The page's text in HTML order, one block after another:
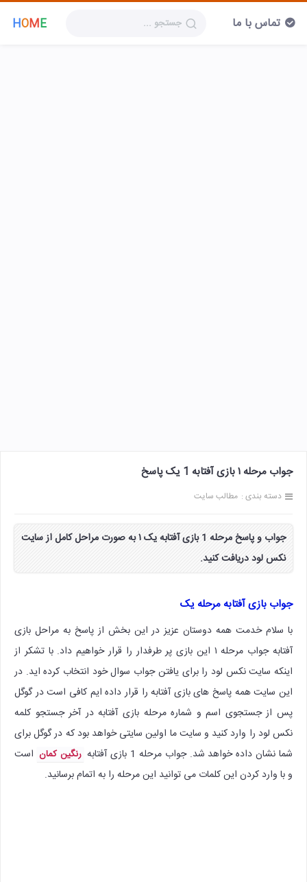
HOME تماس با ما
جواب مرحله ۱ بازی آفتابه 1 یک پاسخ
دسته بندی : مطالب سایت
جواب و پاسخ مرحله 1 بازی آفتابه یک ۱ به صورت مراحل کامل از سایت
نکس لود دریافت کنید.
جواب بازی آفتابه مرحله یک
با سلام خدمت همه دوستان عزیز در این بخش از پاسخ به مراحل بازی
آفتابه جواب مرحله ۱ این بازی پر طرفدار را قرار خواهیم داد. با تشکر از
اینکه سایت نکس لود را برای یافتن جواب سوال خود انتخاب کرده اید. در
این سایت همه پاسخ های بازی آفتابه را قرار داده ایم کافی است در گوگل
پس از جستجوی اسم و شماره مرحله بازی آفتابه در آخر جستجو کلمه
نکس لود را وارد کنید و سایت ما اولین سایتی خواهد بود که در گوگل برای
شما نشان داده خواهد شد. جواب مرحله 1 بازی آفتابه
رنگین کمان است
و با وارد کردن این کلمات می توانید این مرحله را به اتمام برسانید.